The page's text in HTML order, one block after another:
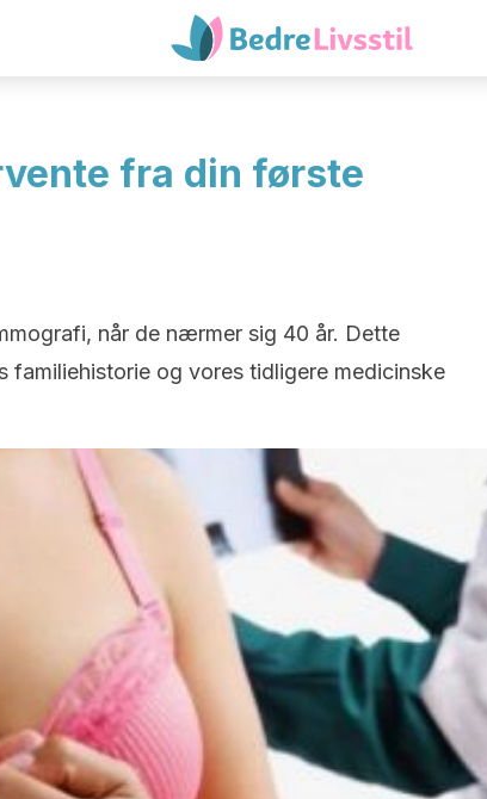
fra din første
når de nærmer sig 40 år. Dette
og vores tidligere medicinske